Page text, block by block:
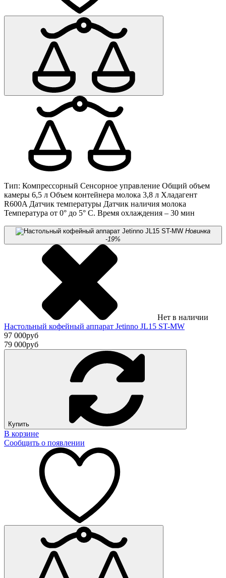
Тип: Компрессорный Сенсорное управление Общий объем
камеры 6,5 л Объем контейнера молока 3,8 л Хладагент
R600A Датчик температуры Датчик наличия молока
Температура от 0° до 5° C. Время охлаждения – 30 мин
Новинка
-19%
Нет в наличии
Настольный кофейный аппарат Jetinno JL15 ST-MW
97 000руб
79 000руб
Купить
В корзине
Сообщить о появлении